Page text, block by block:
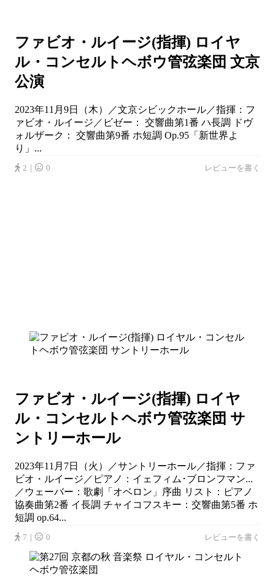
ファビオ・ルイージ(指揮) ロイヤ
ル・コンセルトヘボウ管弦楽団 文京
公演
2023年11月9日（木）／文京シビックホール／指揮：フ
ァビオ・ルイージ／ビゼー： 交響曲第1番 ハ長調 ドヴ
ォルザーク： 交響曲第9番 ホ短調 Op.95「新世界よ
り」...
2｜ 0 レビューを書く
ファビオ・ルイージ(指揮) ロイヤ
ル・コンセルトヘボウ管弦楽団 サ
ントリーホール
2023年11月7日（火）／サントリーホール／指揮：ファ
ビオ・ルイージ／ピアノ：イェフィム･ブロンフマン...
／ウェーバー：歌劇「オベロン」序曲 リスト：ピアノ
協奏曲第2番 イ長調 チャイコフスキー：交響曲第5番 ホ
短調 op.64...
7｜ 0 レビューを書く